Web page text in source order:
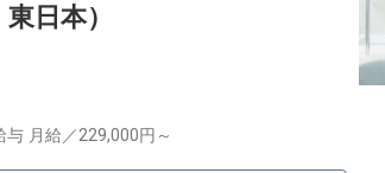
日本）
与 月給／229,000円～